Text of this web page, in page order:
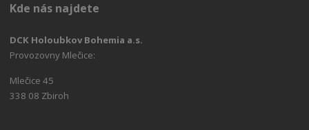
Kde nás najdete
DCK Holoubkov Bohemia a.s.
Provozovny Mlečice:
Mlečice 45
338 08 Zbiroh